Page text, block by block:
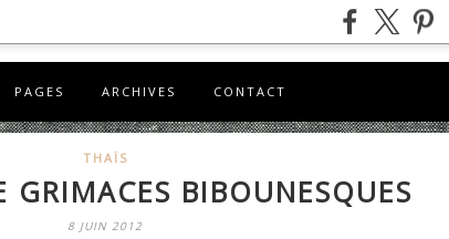
PAGES ARCHIVES CONTACT
THAÏS
GRIMACES BIBOUNESQUES
8 JUIN 2012